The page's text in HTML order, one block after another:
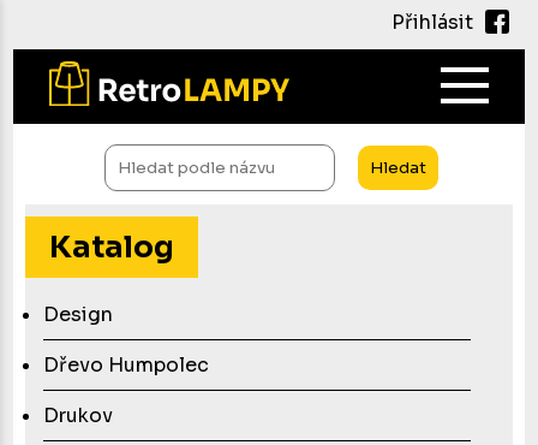
Přihlásit
Main
Hledat
Katalog
Design
Dřevo Humpolec
Drukov